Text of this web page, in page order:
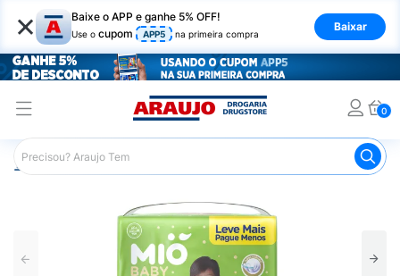
× Baixe o APP e ganhe 5% OFF!
Use o cupom APP5 na primeira compra
Baixar
0
Araujo Infantil Fraldas Infantis